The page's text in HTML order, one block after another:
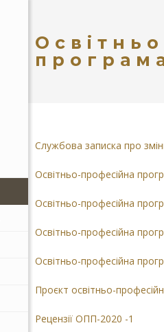
Службова записка про
Освітньо-професійна
Освітньо-професійна
Освітньо-професійна
Освітньо-професійна
Проєкт освітньо-
Рецензії ОПП-2020 -1